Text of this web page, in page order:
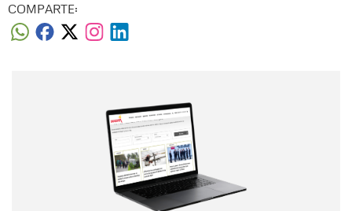
COMPARTE:
Correo electrónico
Tipo de comentario